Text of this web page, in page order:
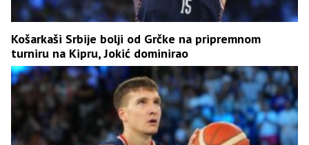
Košarkaši Srbije bolji od Grčke na pripremnom
turniru na Kipru, Јokić dominirao